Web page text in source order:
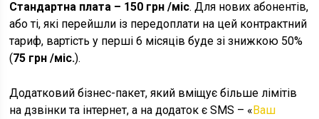
Стандартна плата – 150 грн /міс. Для нових абонентів,
або ті, які перейшли із передоплати на цей контрактний
тариф, вартість у перші 6 місяців буде зі знижкою 50%
(75 грн /міс.).
Додатковий бізнес-пакет, який вміщує більше лімітів
на дзвінки та інтернет, а на додаток є SMS – «Ваш